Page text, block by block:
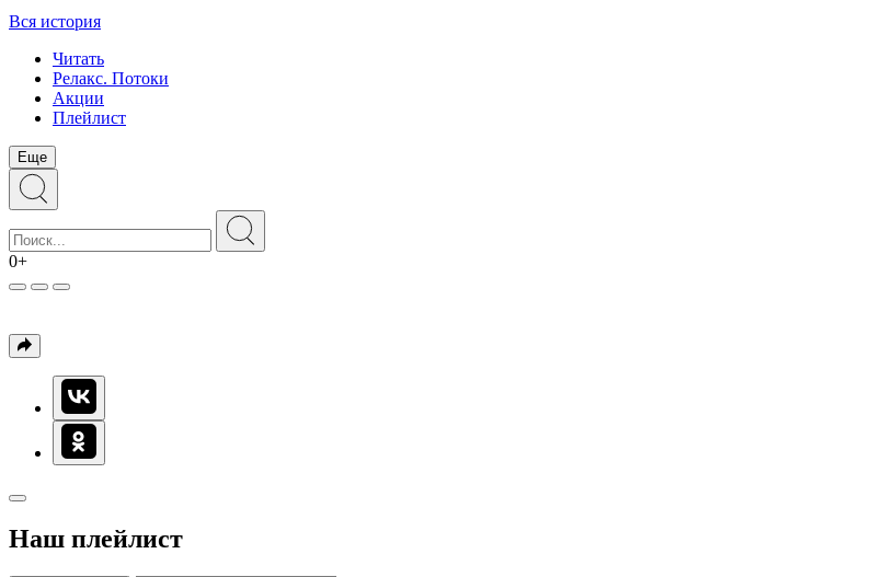
Вся история
Читать
Релакс. Потоки
Акции
Плейлист
Еще
0+
Наш плейлист